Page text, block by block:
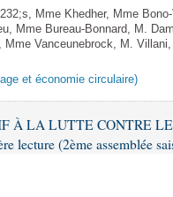
Mme Khedher, Mme
Mme Bureau-Bonnard, M.
Mme Vanceunebrock, M.
et économie circulaire)
À LA LUTTE CONTRE
lecture (2ème assemblée